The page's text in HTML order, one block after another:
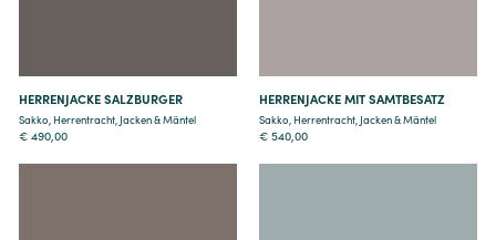
HERRENJACKE SALZBURGER
Sakko, Herrentracht, Jacken & Mäntel
€490,00
HERRENJACKE MIT SAMTBESATZ
Sakko, Herrentracht, Jacken & Mäntel
€ 540,00